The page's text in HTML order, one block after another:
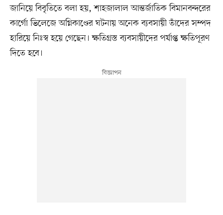
জানিয়ে বিবৃতিতে বলা হয়, শাহজালাল আন্তর্জাতিক বিমানবন্দরের
কার্গো ভিলেজে অগ্নিকাণ্ডের ঘটনায় অনেক ব্যবসায়ী তাঁদের সম্পদ
হারিয়ে নিঃস্ব হয়ে গেছেন। ক্ষতিগ্রস্ত ব্যবসায়ীদের পর্যাপ্ত ক্ষতিপূরণ
দিতে হবে।